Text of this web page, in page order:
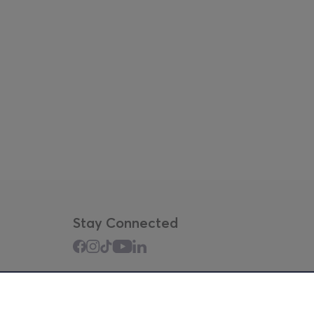
Stay Connected